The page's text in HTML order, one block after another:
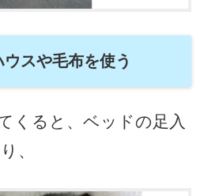
スや毛布を使う
くると、ベッドの足入
、